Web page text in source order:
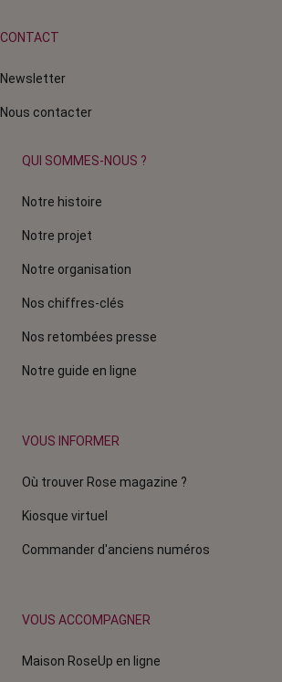
CONTACT
Newsletter
Nous contacter
QUI SOMMES-NOUS ?
Notre histoire
Notre projet
Notre organisation
Nos chiffres-clés
Nos retombées presse
Notre guide en ligne
VOUS INFORMER
Où trouver Rose magazine ?
Kiosque virtuel
Commander d'anciens numéros
VOUS ACCOMPAGNER
Maison RoseUp en ligne